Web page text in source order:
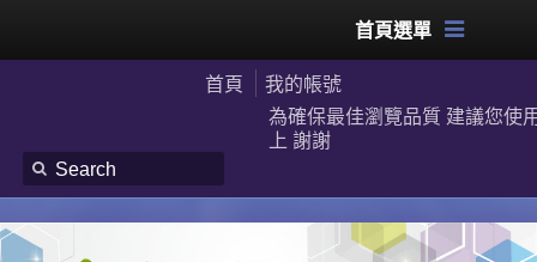
首頁選單
首頁
我的帳號
為確保最佳瀏覽品質 建議您使
上 謝謝